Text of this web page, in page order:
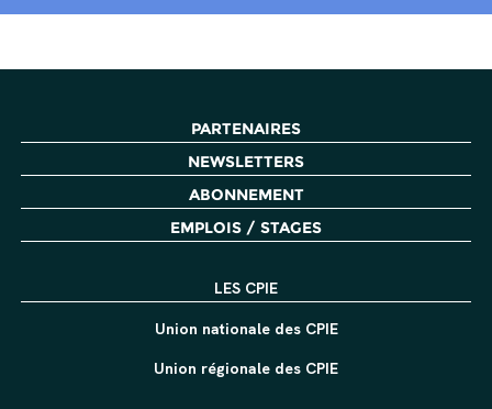
PARTENAIRES
NEWSLETTERS
ABONNEMENT
EMPLOIS / STAGES
LES CPIE
Union nationale des CPIE
Union régionale des CPIE